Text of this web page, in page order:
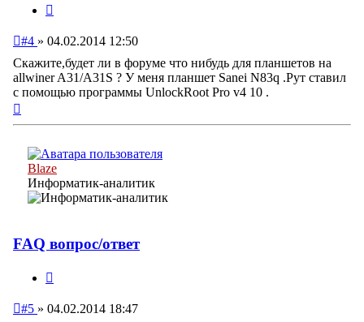
Непрочитанное
#4 » 04.02.2014 12:50
Скажите,будет ли в форуме что нибудь для планшетов на
allwiner A31/A31S ? У меня планшет Sanei N83q .Рут ставил
с помощью программы UnlockRoot Pro v4 10 .
Blaze
Информатик-аналитик
FAQ вопрос/ответ
Непрочитанное
#5 » 04.02.2014 18:47